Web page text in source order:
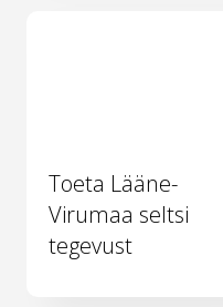
Toeta Lääne-
Virumaa seltsi
tegevust